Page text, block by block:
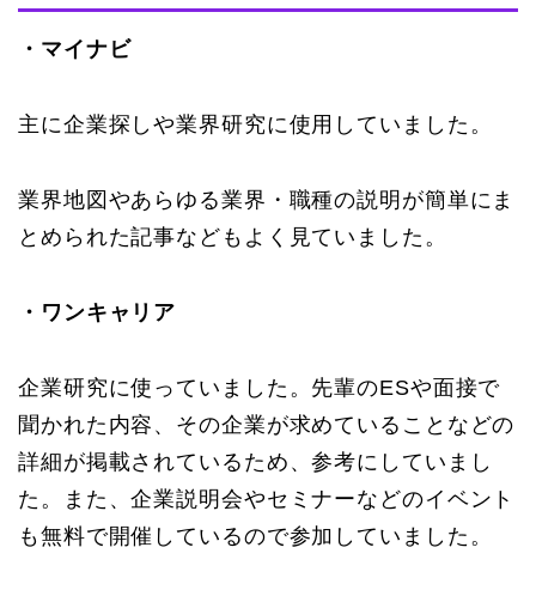
・マイナビ
主に企業探しや業界研究に使用していました。
業界地図やあらゆる業界・職種の説明が簡単にま
とめられた記事などもよく見ていました。
・ワンキャリア
企業研究に使っていました。先輩のESや面接で
聞かれた内容、その企業が求めていることなどの
詳細が掲載されているため、参考にしていまし
た。また、企業説明会やセミナーなどのイベント
も無料で開催しているので参加していました。